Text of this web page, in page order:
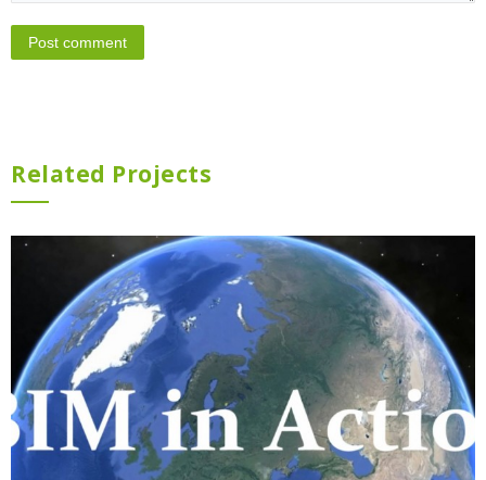
Related Projects